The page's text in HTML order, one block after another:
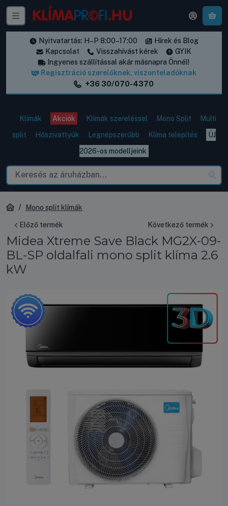
Nyitvatartás: H–P 8:00–17:00
Hírek és Blog
Kapcsolat
Visszahívást kérek
GYIK
Ingyenes szállítással akár másnapra Önnél!
Regisztráció szerelőknek, viszonteladóknak
+36 30/070-4370
Klímák Akciók Klímák szereléssel Mono Split
Multi
split
Hőszivattyúk Legnépszerűbb Klíma telepítés
ÚJ
2026-os modelljeink
Mono split klímák
Előző termék Következő termék
Midea Xtreme Save Black MG2X-09-
BL-SP oldalfali mono split klíma 2.6
kW